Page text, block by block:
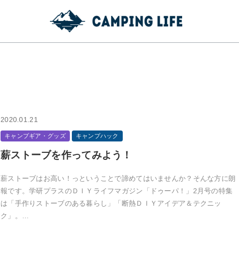
2020.01.21
キャンプギア・グッズ キャンプハック
薪ストーブを作ってみよう！
薪ストーブはお高い！っということで諦めてはいませんか？そんな方に朗
報です。学研プラスのＤＩＹライフマガジン「ドゥーパ！」2月号の特集
は「手作りストーブのある暮らし」「断熱ＤＩＹアイデア＆テクニッ
ク」。…